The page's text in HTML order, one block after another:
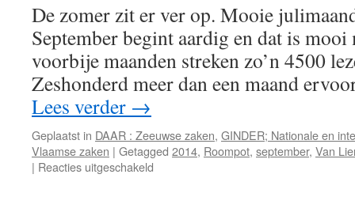
De zomer zit er ver op. Mooie
September begint aardig en dat is mooi
voorbije maanden streken zo’n 4500
Zeshonderd meer dan een maand
Lees verder →
Geplaatst in DAAR : Zeeuwse zaken, GINDER; Nationale en
Vlaamse zaken | Getagged 2014, Roompot, september, Van
| Reacties uitgeschakeld